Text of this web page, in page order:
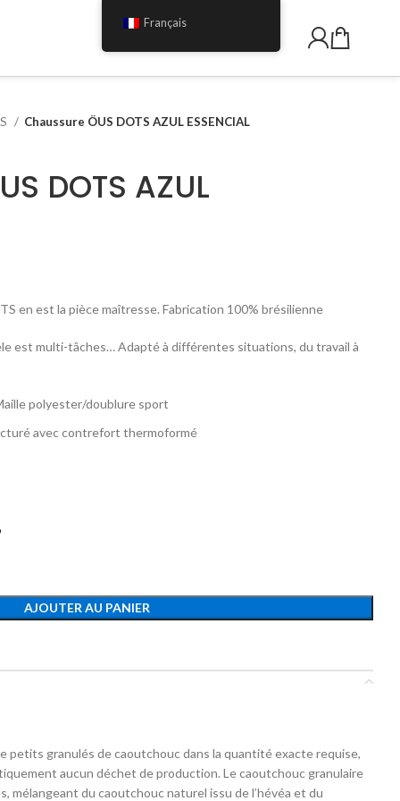
Chaussure ÖUS DOTS AZUL ESSENCIAL
DOTS AZUL
en est la pièce maîtresse. Fabrication 100% brésilienne
est multi-tâches… Adapté à différentes situations, du travail à
polyester/doublure sport
avec contrefort thermoformé
AJOUTER AU PANIER
petits granulés de caoutchouc dans la quantité exacte requise,
aucun déchet de production. Le caoutchouc granulaire
mélangeant du caoutchouc naturel issu de l’hévéa et du
Français